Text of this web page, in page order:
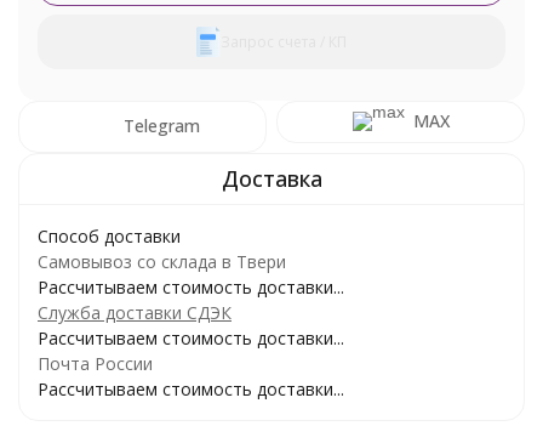
Telegram MAX
Способ доставки
Самовывоз со склада в Твери
Рассчитываем стоимость доставки...
Служба доставки СДЭК
Рассчитываем стоимость доставки...
Почта России
Рассчитываем стоимость доставки...